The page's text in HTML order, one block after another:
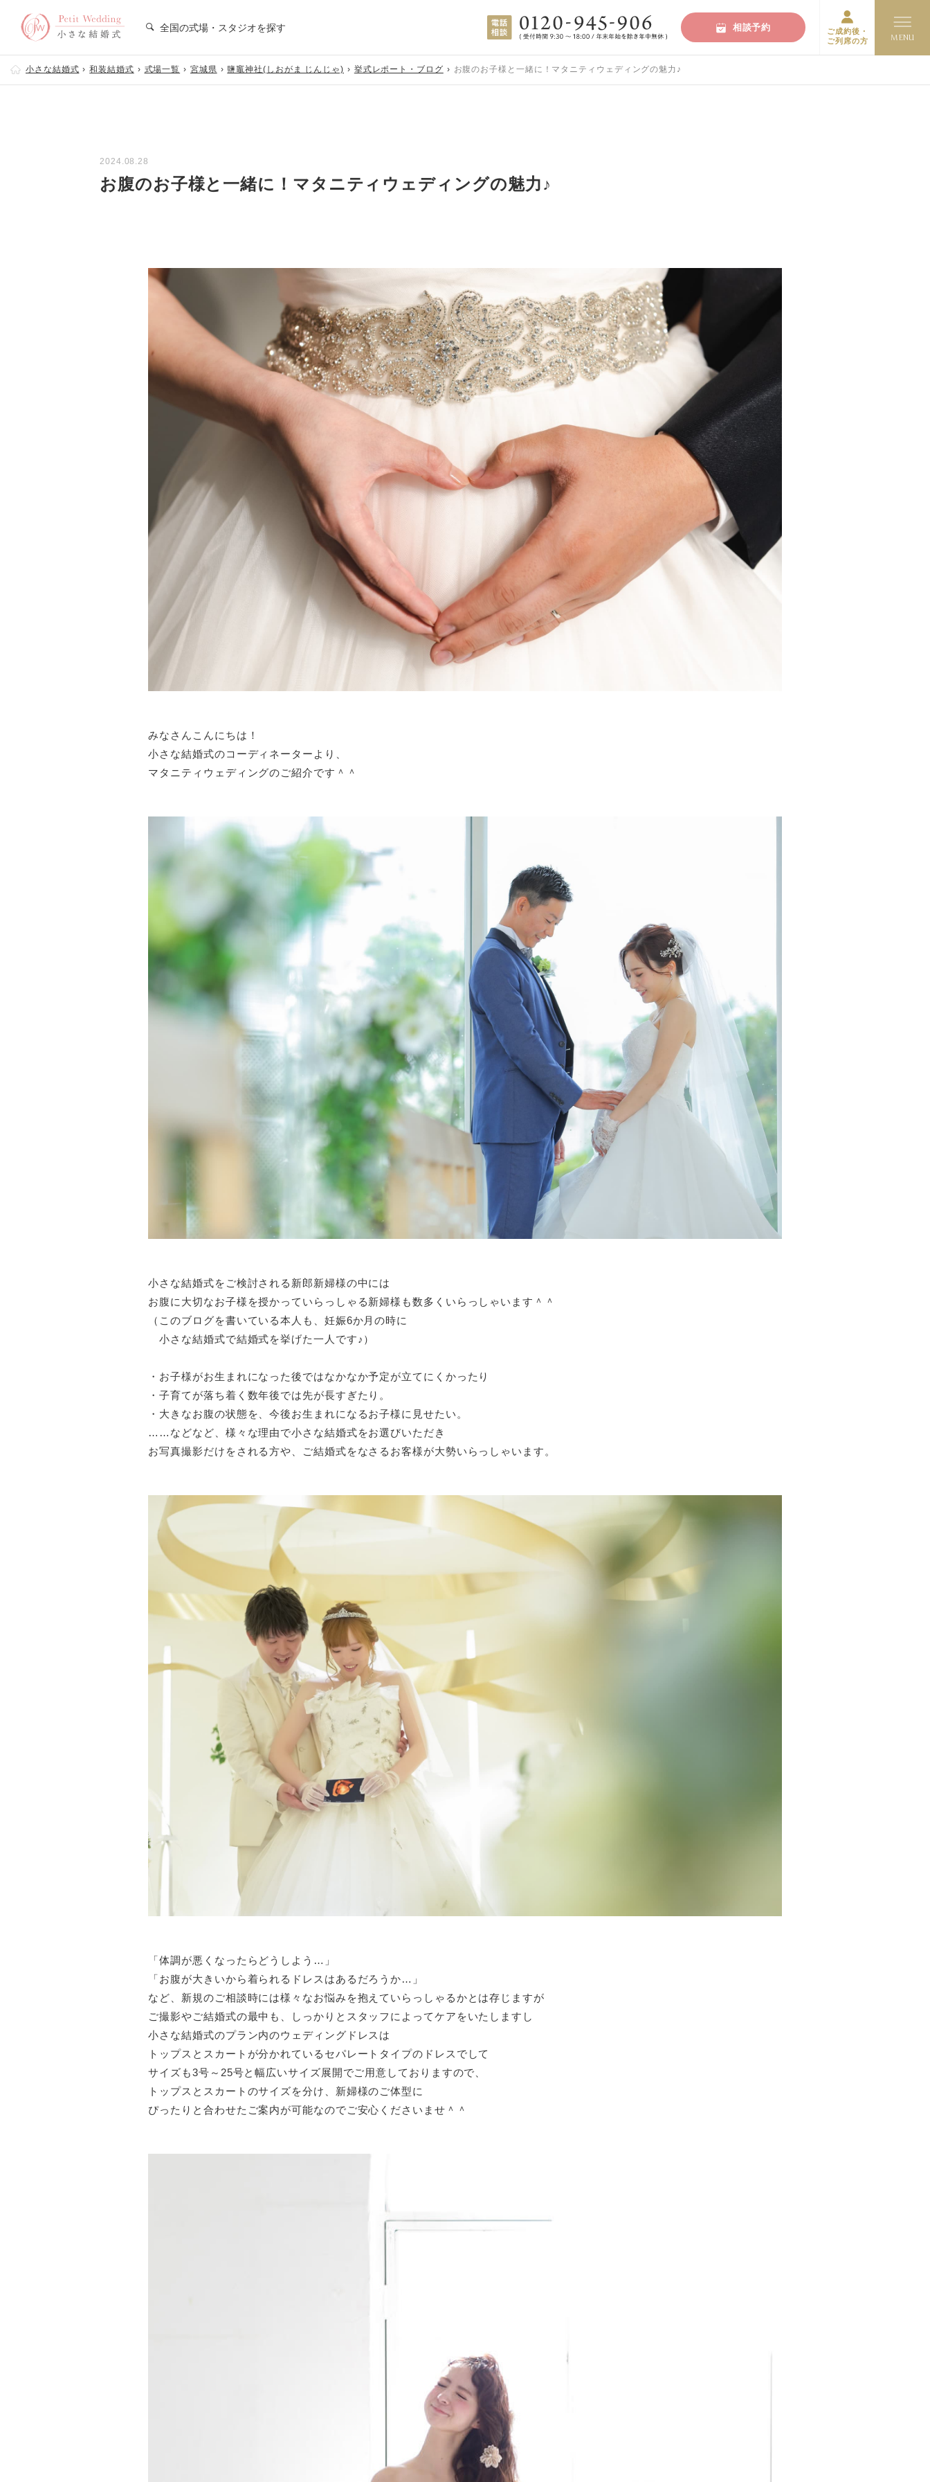
全国の式場・スタジオを探す 相談予約
ご成約後・
ご列席の方
小さな結婚式 和装結婚式 式場一覧 宮城県 鹽竈神社(しおがま じんじゃ) 挙式レポート・ブログ お腹のお子様と一緒に！マタニティウェディングの魅力♪
2024.08.28
お腹のお子様と一緒に！マタニティウェディングの魅力♪
みなさんこんにちは！
小さな結婚式のコーディネーターより、
マタニティウェディングのご紹介です＾＾
小さな結婚式をご検討される新郎新婦様の中には
お腹に大切なお子様を授かっていらっしゃる新婦様 も数多くいらっしゃいます＾＾
（このブログを書いている本人も、妊娠6か月の時に
小さな結婚式で結婚式を挙げた一人です♪）
・お子様がお生まれになった後ではなかなか予定が立てにくかったり
・子育てが落ち着く数年後では先が長すぎたり。
・大きなお腹の状態を、今後お生まれになるお子様に見せたい。
……などなど、 様々な理由で小さな結婚式をお選びいただき
お写真撮影だけをされる方や、ご結婚式をなさるお客様が大勢いらっしゃいます。
「体調が悪くなったらどうしよう…」
「お腹が大きいから着られるドレスはあるだろうか…」
など、新規のご相談時には様々なお悩みを抱えていらっしゃるかとは存じますが
ご撮影やご結婚式の最中も、しっかりとスタッフによってケア をいたしますし
小さな結婚式のプラン内のウェディングドレスは
トップスとスカートが分かれているセパレートタイプのドレス でして
サイズも3号～25号と幅広いサイズ展開でご用意 しておりますので、
トップスとスカートのサイズを分け、新婦様のご体型に
ぴったりと合わせたご案内が可能なのでご安心くださいませ＾＾